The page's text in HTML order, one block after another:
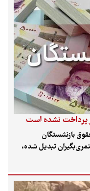
بازنشستگان
تبدیل شده،
به‌صورت شبانه‌روزی در